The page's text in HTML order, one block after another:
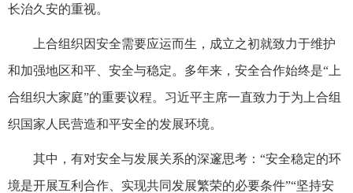
长治久安的重视。
上合组织因安全需要应运而生，成立之初就致力于维护
和加强地区和平、安全与稳定。多年来，安全合作始终是“上
合组织大家庭”的重要议程。习近平主席一直致力于为上合组
织国家人民营造和平安全的发展环境。
其中，有对安全与发展关系的深邃思考：“安全稳定的环
境是开展互利合作、实现共同发展繁荣的必要条件”“坚持安